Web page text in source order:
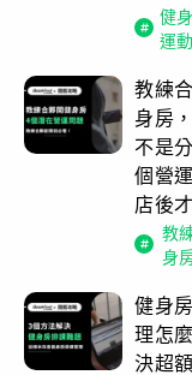
健
運
教練
身房
不是
個營
店後
教
身
健身
理怎
決超